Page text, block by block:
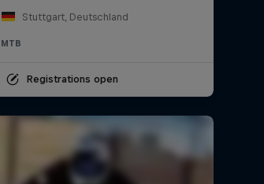
Stuttgart, Deutschland
MTB
Registrations open